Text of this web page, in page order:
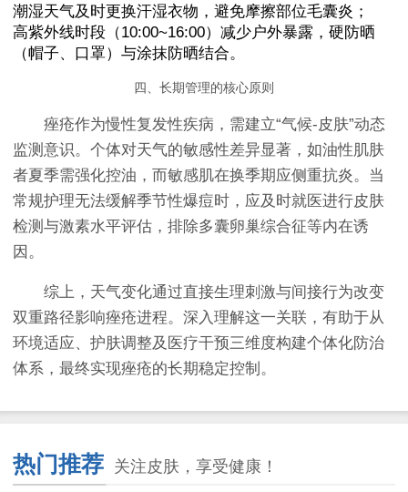
潮湿天气及时更换汗湿衣物，避免摩擦部位毛囊炎；
高紫外线时段（10:00~16:00）减少户外暴露，硬防晒
（帽子、口罩）与涂抹防晒结合。
四、长期管理的核心原则
痤疮作为慢性复发性疾病，需建立“气候-皮肤”动态
监测意识。个体对天气的敏感性差异显著，如油性肌肤
者夏季需强化控油，而敏感肌在换季期应侧重抗炎。当
常规护理无法缓解季节性爆痘时，应及时就医进行皮肤
检测与激素水平评估，排除多囊卵巢综合征等内在诱
因。
综上，天气变化通过直接生理刺激与间接行为改变
双重路径影响痤疮进程。深入理解这一关联，有助于从
环境适应、护肤调整及医疗干预三维度构建个体化防治
体系，最终实现痤疮的长期稳定控制。
热门推荐 关注皮肤，享受健康！